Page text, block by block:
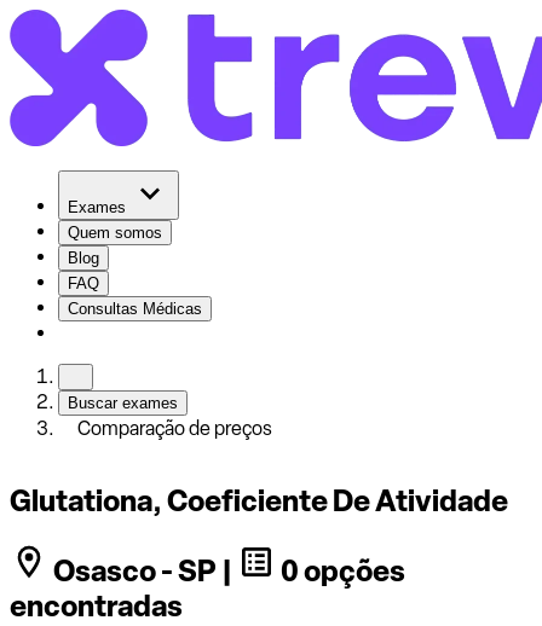
Exames
Quem somos
Blog
FAQ
Consultas Médicas
Buscar exames
Comparação de preços
Glutationa, Coeficiente De Atividade
Osasco - SP |
0 opções
encontradas